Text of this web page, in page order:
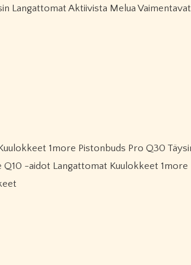
Langattomat Aktiivista Melua Vaimentavat
-aidot Langattomat Kuulokkeet 1more